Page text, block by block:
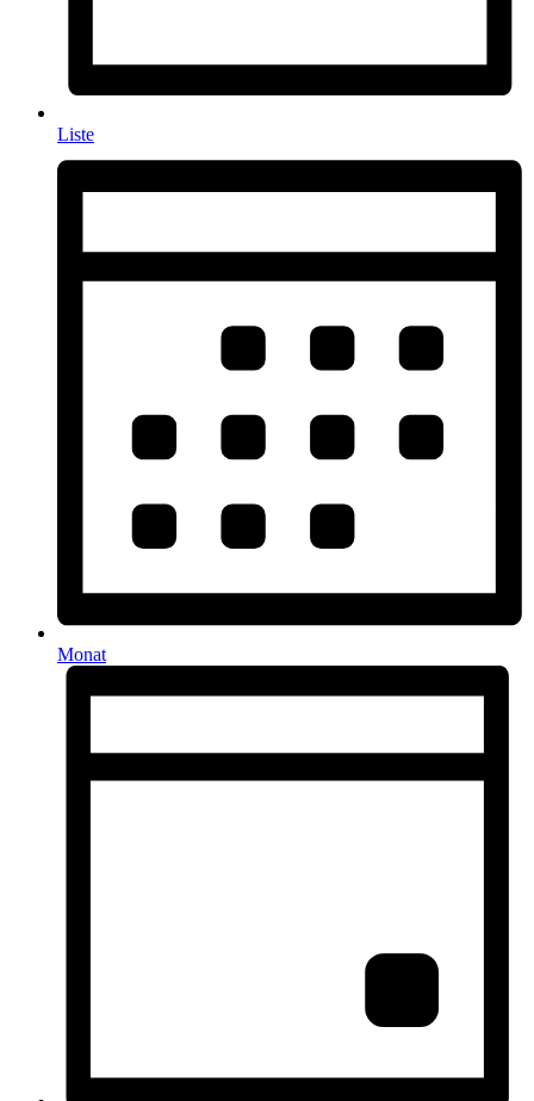
Liste
Monat